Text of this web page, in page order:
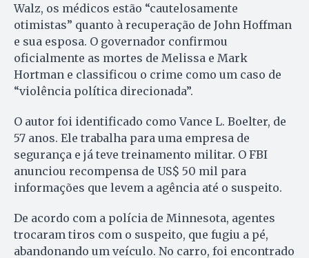
Walz, os médicos estão “cautelosamente
otimistas” quanto à recuperação de John Hoffman
e sua esposa. O governador confirmou
oficialmente as mortes de Melissa e Mark
Hortman e classificou o crime como um caso de
“violência política direcionada”.
O autor foi identificado como Vance L. Boelter, de
57 anos. Ele trabalha para uma empresa de
segurança e já teve treinamento militar. O FBI
anunciou recompensa de US$ 50 mil para
informações que levem a agência até o suspeito.
De acordo com a polícia de Minnesota, agentes
trocaram tiros com o suspeito, que fugiu a pé,
abandonando um veículo. No carro, foi encontrado